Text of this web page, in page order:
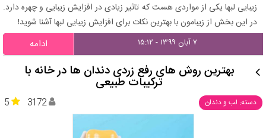
زیبایی لبها یکی از مواردی هست که تاثیر زیادی در افزایش زیبایی و چهره دارد.
در این بخش از زیبامون با بهترین نکات برای افزایش زیبایی لبها آشنا شوید!
۷ آبان ۱۳۹۹ - ۱۵:۱۲ ادامه
بهترین روش های رفع زردی دندان ها در خانه با
ترکیبات طبیعی
دسته: لب و دندان 5 3172